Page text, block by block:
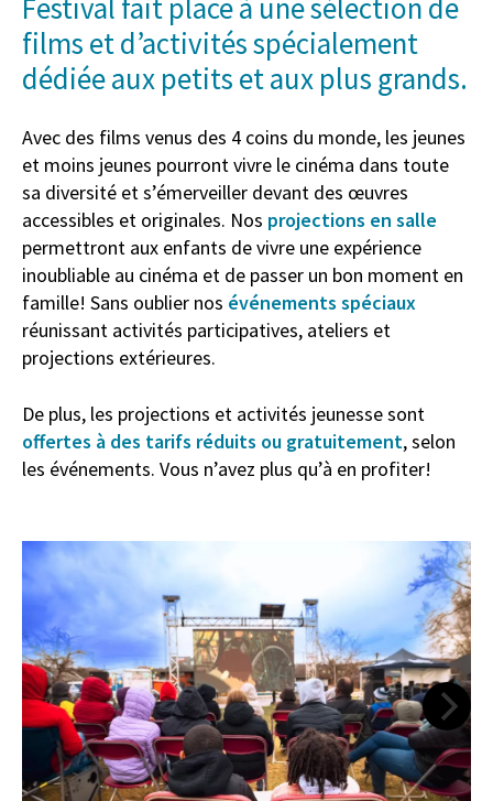
Festival fait place à une sélection de
films et d’activités spécialement
dédiée aux petits et aux plus grands.
Avec des films venus des 4 coins du monde, les jeunes
et moins jeunes pourront vivre le cinéma dans toute
sa diversité et s’émerveiller devant des œuvres
accessibles et originales. Nos projections en salle
permettront aux enfants de vivre une expérience
inoubliable au cinéma et de passer un bon moment en
famille! Sans oublier nos événements spéciaux
réunissant activités participatives, ateliers et
projections extérieures.
De plus, les projections et activités jeunesse sont
offertes à des tarifs réduits ou gratuitement, selon
les événements. Vous n’avez plus qu’à en profiter!